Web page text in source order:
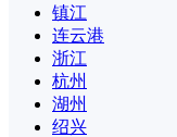
镇江
连云港
浙江
杭州
湖州
绍兴